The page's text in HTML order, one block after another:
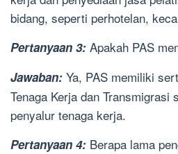
bidang, seperti perhotelan,
Pertanyaan 3: Apakah PAS
Jawaban: Ya, PAS memiliki
Tenaga Kerja dan Transmigrasi
penyalur tenaga kerja.
Pertanyaan 4: Berapa lama